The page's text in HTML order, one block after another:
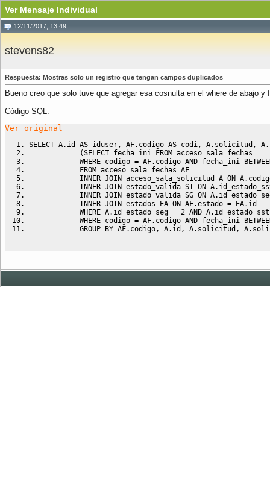
Ver Mensaje Individual
12/11/2017, 13:49
stevens82
Respuesta: Mostras solo un registro que tengan campos duplicados
Bueno creo que solo tuve que agregar esa cosnulta en el where de abajo y
Código SQL:
Ver original
SELECT A. id AS iduser, AF. codigo AS codi, A. solicitud , A.
(SELECT fecha_ini FROM acceso_sala_fechas
WHERE codigo = AF. codigo AND fecha_ini
FROM acceso_sala_fechas AF
INNER JOIN acceso_sala_solicitud A ON A.
INNER JOIN estado_valida ST ON A.
INNER JOIN estado_valida SG ON A.
INNER JOIN estados EA ON AF.estado = EA. id
WHERE A. id_estado_seg = 2 AND A.
WHERE codigo = AF. codigo AND fecha_ini
GROUP
BY AF. codigo, A. id , A. solicitud , A.